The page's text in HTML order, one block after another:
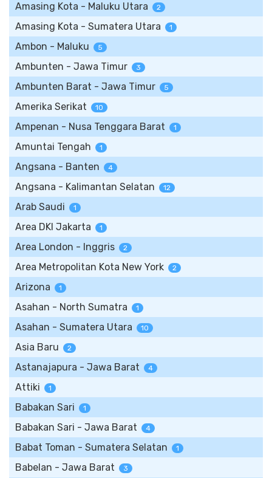
Amasing Kota - Maluku Utara 2
Amasing Kota - Sumatera Utara 1
Ambon - Maluku 5
Ambunten - Jawa Timur 3
Ambunten Barat - Jawa Timur 5
Amerika Serikat 10
Ampenan - Nusa Tenggara Barat 1
Amuntai Tengah 1
Angsana - Banten 4
Angsana - Kalimantan Selatan 12
Arab Saudi 1
Area DKI Jakarta 1
Area London - Inggris 2
Area Metropolitan Kota New York 2
Arizona 1
Asahan - North Sumatra 1
Asahan - Sumatera Utara 10
Asia Baru 2
Astanajapura - Jawa Barat 4
Attiki 1
Babakan Sari 1
Babakan Sari - Jawa Barat 4
Babat Toman - Sumatera Selatan 1
Babelan - Jawa Barat 3